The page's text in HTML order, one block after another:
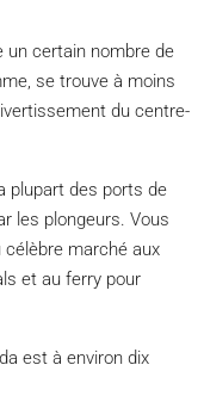
un certain nombre de
se trouve à moins
du centre-
plupart des ports de
les plongeurs. Vous
célèbre marché aux
et au ferry pour
est à environ dix